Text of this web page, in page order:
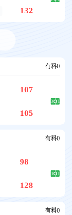
132
有料0
107
105
有料0
98
128
有料0